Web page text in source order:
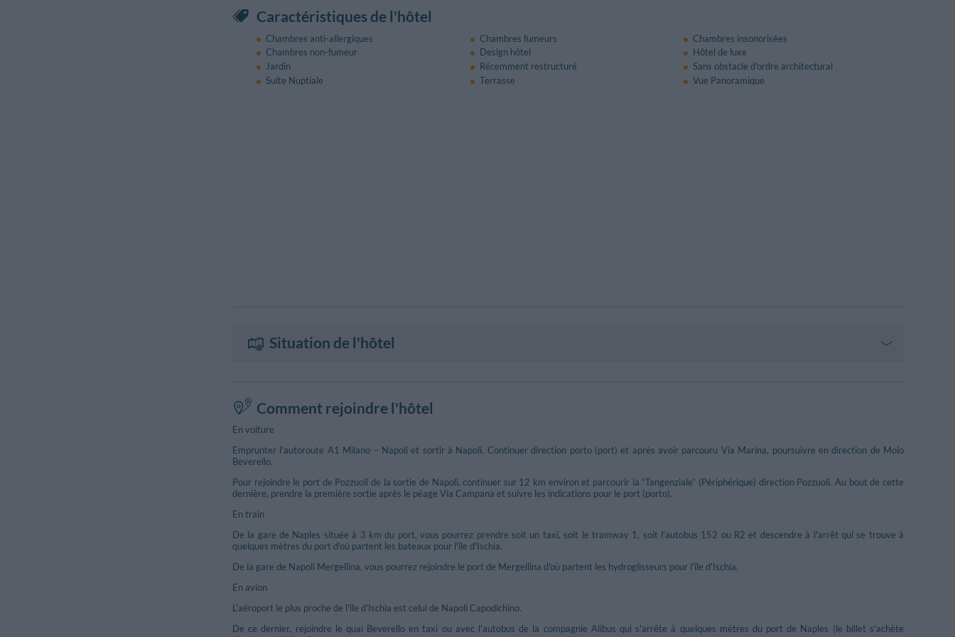
Caractéristiques de l'hôtel
Chambres anti-allergiques Chambres fumeurs
Chambres insonorisées
Chambres non-fumeur
Design hôtel
Hôtel de luxe
Jardin
Récemment restructuré
Sans obstacle d'ordre architectural
Suite Nuptiale
Terrasse Vue Panoramique
Situation de l'hôtel
Comment rejoindre l'hôtel
En voiture
Emprunter l'autoroute A1 Milano – Napoli et sortir à Napoli. Continuer direction porto (port) et après avoir parcouru Via Marina, poursuivre en direction de Molo
Beverello.
Pour rejoindre le port de Pozzuoli de la sortie de Napoli, continuer sur 12 km environ et parcourir la “Tangenziale” (Périphérique) direction Pozzuoli. Au bout de cette
dernière, prendre la première sortie après le péage Via Campana et suivre les indications pour le port (porto).
En train
De la gare de Naples située à 3 km du port, vous pourrez prendre soit un taxi, soit le tramway 1, soit l'autobus 152 ou R2 et descendre à l'arrêt qui se trouve à
quelques mètres du port d'où partent les bateaux pour l'île d'Ischia.
De la gare de Napoli Mergellina, vous pourrez rejoindre le port de Mergellina d'où partent les hydroglisseurs pour l'île d'Ischia.
En avion
L'aéroport le plus proche de l'île d'Ischia est celui de Napoli Capodichino.
De ce dernier, rejoindre le quai Beverello en taxi ou avec l'autobus de la compagnie Alibus qui s'arrête à quelques mètres du port de Naples (le billet s'achète